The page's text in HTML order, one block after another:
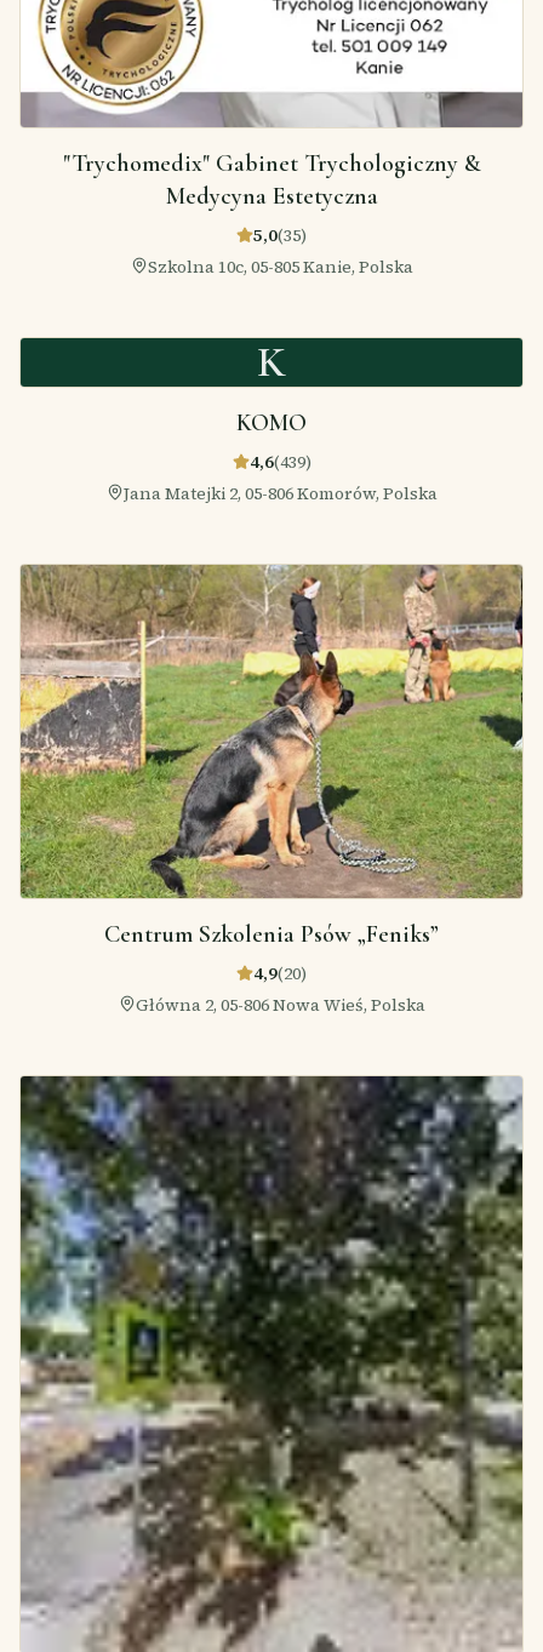
"Trychomedix" Gabinet Trychologiczny &
Medycyna Estetyczna
5,0(35)
Szkolna 10c, 05-805 Kanie, Polska
K
KOMO
4,6(439)
Jana Matejki 2, 05-806 Komorów, Polska
Centrum Szkolenia Psów „Feniks”
4,9(20)
Główna 2, 05-806 Nowa Wieś, Polska